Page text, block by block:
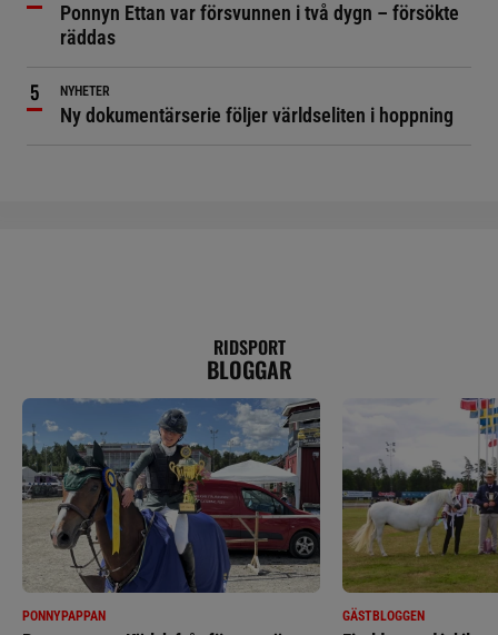
Ponnyn Ettan var försvunnen i två dygn – försökte
räddas
NYHETER
Ny dokumentärserie följer världseliten i hoppning
RIDSPORT
BLOGGAR
PONNYPAPPAN GÄSTBLOGGEN